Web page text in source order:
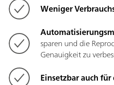
Weniger
sparen und die
Genauigkeit zu
Einsetzbar auch